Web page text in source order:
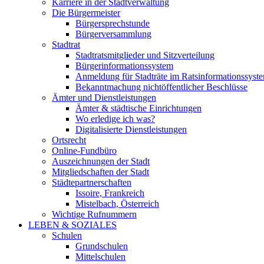
Karriere in der Stadtverwaltung
Die Bürgermeister
Bürgersprechstunde
Bürgerversammlung
Stadtrat
Stadtratsmitglieder und Sitzverteilung
Bürgerinformationssystem
Anmeldung für Stadträte im
Bekanntmachung nichtöffentlicher Beschlüsse
Ämter und Dienstleistungen
Ämter & städtische Einrichtungen
Wo erledige ich was?
Digitalisierte Dienstleistungen
Ortsrecht
Online-Fundbüro
Auszeichnungen der Stadt
Mitgliedschaften der Stadt
Städtepartnerschaften
Issoire, Frankreich
Mistelbach, Österreich
Wichtige Rufnummern
LEBEN & SOZIALES
Schulen
Grundschulen
Mittelschulen